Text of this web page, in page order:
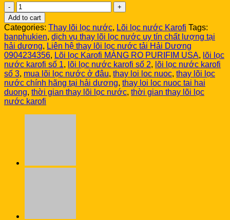
Lõi
lọc
Karofi
MÀNG
RO
PURIFIM
USA
quantity
Add to cart
Categories: Thay lõi lọc nước, Lõi lọc nước Karofi Tags:
banphukien, dịch vụ thay lõi lọc nước uy tín chất lượng tại
hải dương, Liên hệ thay lõi lọc nước tải Hải Dương
0904234356, Lõi lọc Karofi MÀNG RO PURIFIM USA, lõi lọc
nước karofi số 1, lõi lọc nước karofi số 2, lõi lọc nước karofi
số 3, mua lõi lọc nước ở đâu, thay loi loc nuoc, thay lõi lọc
nước chính hãng tại hải dương, thay loi loc nuoc tai hai
duong, thời gian thay lõi lọc nước, thời gian thay lõi lọc
nước karofi